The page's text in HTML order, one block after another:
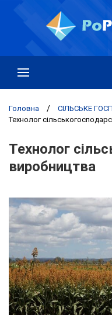
Головна / СІЛЬСЬКЕ
Технолог
Технолог
виробництва